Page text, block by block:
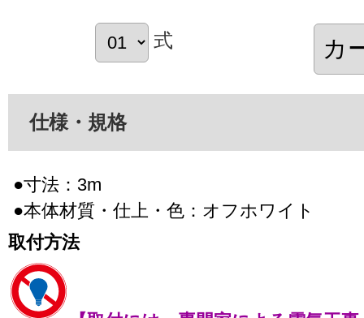
式
仕様・規格
●寸法：3m
●本体材質・仕上・色：オフホワイト
取付方法